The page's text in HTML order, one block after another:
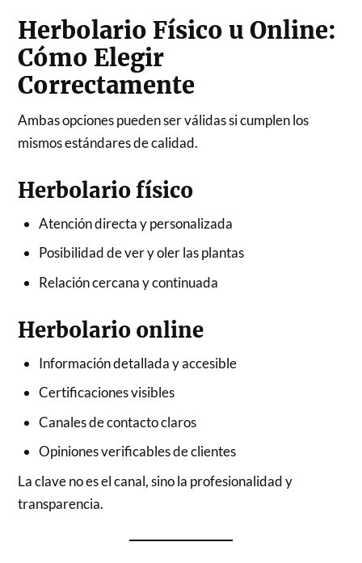
Herbolario Físico u Online:
Cómo Elegir
Correctamente
Ambas opciones pueden ser válidas si cumplen los
mismos estándares de calidad.
Herbolario físico
Atención directa y personalizada
Posibilidad de ver y oler las plantas
Relación cercana y continuada
Herbolario online
Información detallada y accesible
Certificaciones visibles
Canales de contacto claros
Opiniones verificables de clientes
La clave no es el canal, sino la profesionalidad y
transparencia.